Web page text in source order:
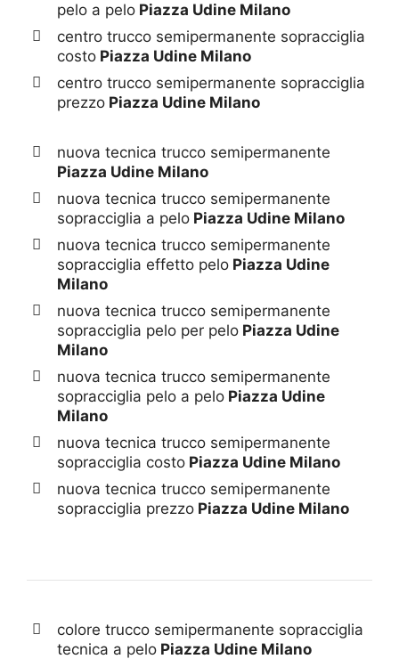
pelo a pelo Piazza Udine Milano
centro trucco semipermanente sopracciglia
costo Piazza Udine Milano
centro trucco semipermanente sopracciglia
prezzo Piazza Udine Milano
nuova tecnica trucco semipermanente
Piazza Udine Milano
nuova tecnica trucco semipermanente
sopracciglia a pelo Piazza Udine Milano
nuova tecnica trucco semipermanente
sopracciglia effetto pelo Piazza Udine
Milano
nuova tecnica trucco semipermanente
sopracciglia pelo per pelo Piazza Udine
Milano
nuova tecnica trucco semipermanente
sopracciglia pelo a pelo Piazza Udine
Milano
nuova tecnica trucco semipermanente
sopracciglia costo Piazza Udine Milano
nuova tecnica trucco semipermanente
sopracciglia prezzo Piazza Udine Milano
colore trucco semipermanente sopracciglia
tecnica a pelo Piazza Udine Milano